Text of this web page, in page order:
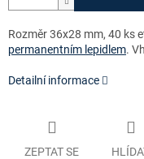
Rozměr 36x28 mm, 40 ks
permanentním lepidlem.
Detailní informace
ZEPTAT SE